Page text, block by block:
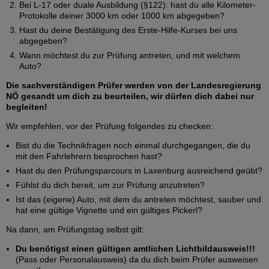
Bei L-17 oder duale Ausbildung (§122): hast du alle Kilometer-
Protokolle deiner 3000 km oder 1000 km abgegeben?
Hast du deine Bestätigung des Erste-Hilfe-Kurses bei uns
abgegeben?
Wann möchtest du zur Prüfung antreten, und mit welchem
Auto?
Die sachverständigen Prüfer werden von der Landesregierung
NÖ gesandt um dich zu beurteilen, wir dürfen dich dabei nur
begleiten!
Wir empfehlen, vor der Prüfung folgendes zu checken:
Bist du die Technikfragen noch einmal durchgegangen, die du
mit den Fahrlehrern besprochen hast?
Hast du den Prüfungsparcours in Laxenburg ausreichend geübt?
Fühlst du dich bereit, um zur Prüfung anzutreten?
Ist das (eigene) Auto, mit dem du antreten möchtest, sauber und
hat eine gültige Vignette und ein gültiges Pickerl?
Na dann, am Prüfungstag selbst gilt:
Du benötigst einen gültigen amtlichen Lichtbildausweis!!!
(Pass oder Personalausweis) da du dich beim Prüfer ausweisen